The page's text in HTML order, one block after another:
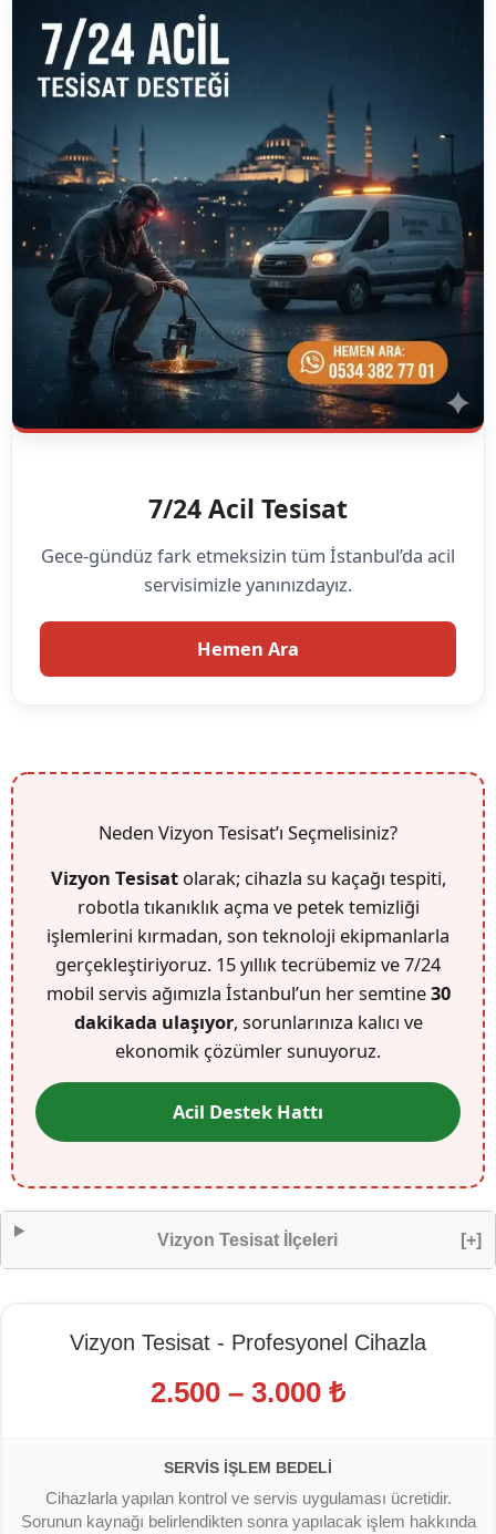
7/24 Acil Tesisat
Gece-gündüz fark etmeksizin tüm İstanbul’da acil
servisimizle yanınızdayız.
Hemen Ara
Neden Vizyon Tesisat’ı Seçmelisiniz?
Vizyon Tesisatolarak; cihazla su kaçağı tespiti,
robotla tıkanıklık açma ve petek temizliği
işlemlerini kırmadan, son teknoloji ekipmanlarla
gerçekleştiriyoruz. 15 yıllık tecrübemiz ve 7/24
mobil servis ağımızla İstanbul’un her semtine30
dakikada ulaşıyor, sorunlarınıza kalıcı ve
ekonomik çözümler sunuyoruz.
Acil Destek Hattı
Vizyon Tesisat İlçeleri [+]
Vizyon Tesisat - Profesyonel Cihazla
2.500 – 3.000 ₺
SERVIS İŞLEM BEDELI
Cihazlarla yapılan kontrol ve servis uygulaması ücretidir.
Sorunun kaynağı belirlendikten sonra yapılacak işlem hakkında